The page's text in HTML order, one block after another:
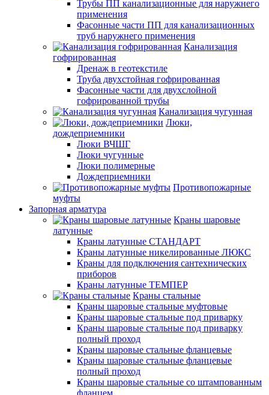
Трубы ПП канализационные для наружнего
применения
Фасонные части ПП для канализационных
труб наружнего применения
Канализация
гофрированная
Дренаж в геотекстиле
Труба двухстойная гофрированная
Фасонные части для двухслойной
гофрированной трубы
Канализация чугунная
Люки,
дождеприемники
Люки ВЧШГ
Люки чугунные
Люки полимерные
Дождеприемники
Противопожарные
муфты
Запорная арматура
Краны шаровые
латунные
Краны латунные СТАНДАРТ
Краны латунные никелированные ЛЮКС
Краны для подключения сантехнических
приборов
Краны латунные ТЕМПЕР
Краны стальные
Краны шаровые стальные муфтовые
Краны шаровые стальные под приварку
Краны шаровые стальные под приварку
полный проход
Краны шаровые стальные фланцевые
Краны шаровые стальные фланцевые
полный проход
Краны шаровые стальные со штампованным
фланцем